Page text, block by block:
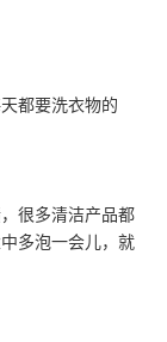
都要洗衣物的
很多清洁产品都
多泡一会儿，就